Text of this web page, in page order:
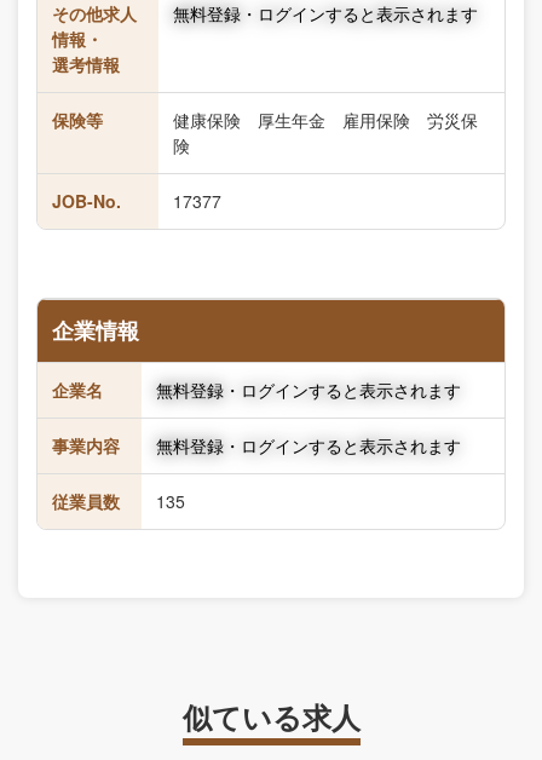
その他求人
情報・
選考情報
無料登録・ログインすると表示されます
保険等
健康保険 厚生年金 雇用保険 労災保
険
JOB-No. 17377
企業情報
企業名 無料登録・ログインすると表示されます
事業内容 無料登録・ログインすると表示されます
従業員数 135
似ている求人